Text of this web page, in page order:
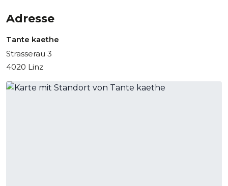
Adresse
Tante kaethe
Strasserau 3
4020 Linz